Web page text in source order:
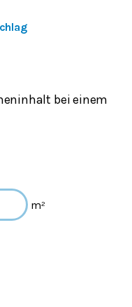
bei einem
m²